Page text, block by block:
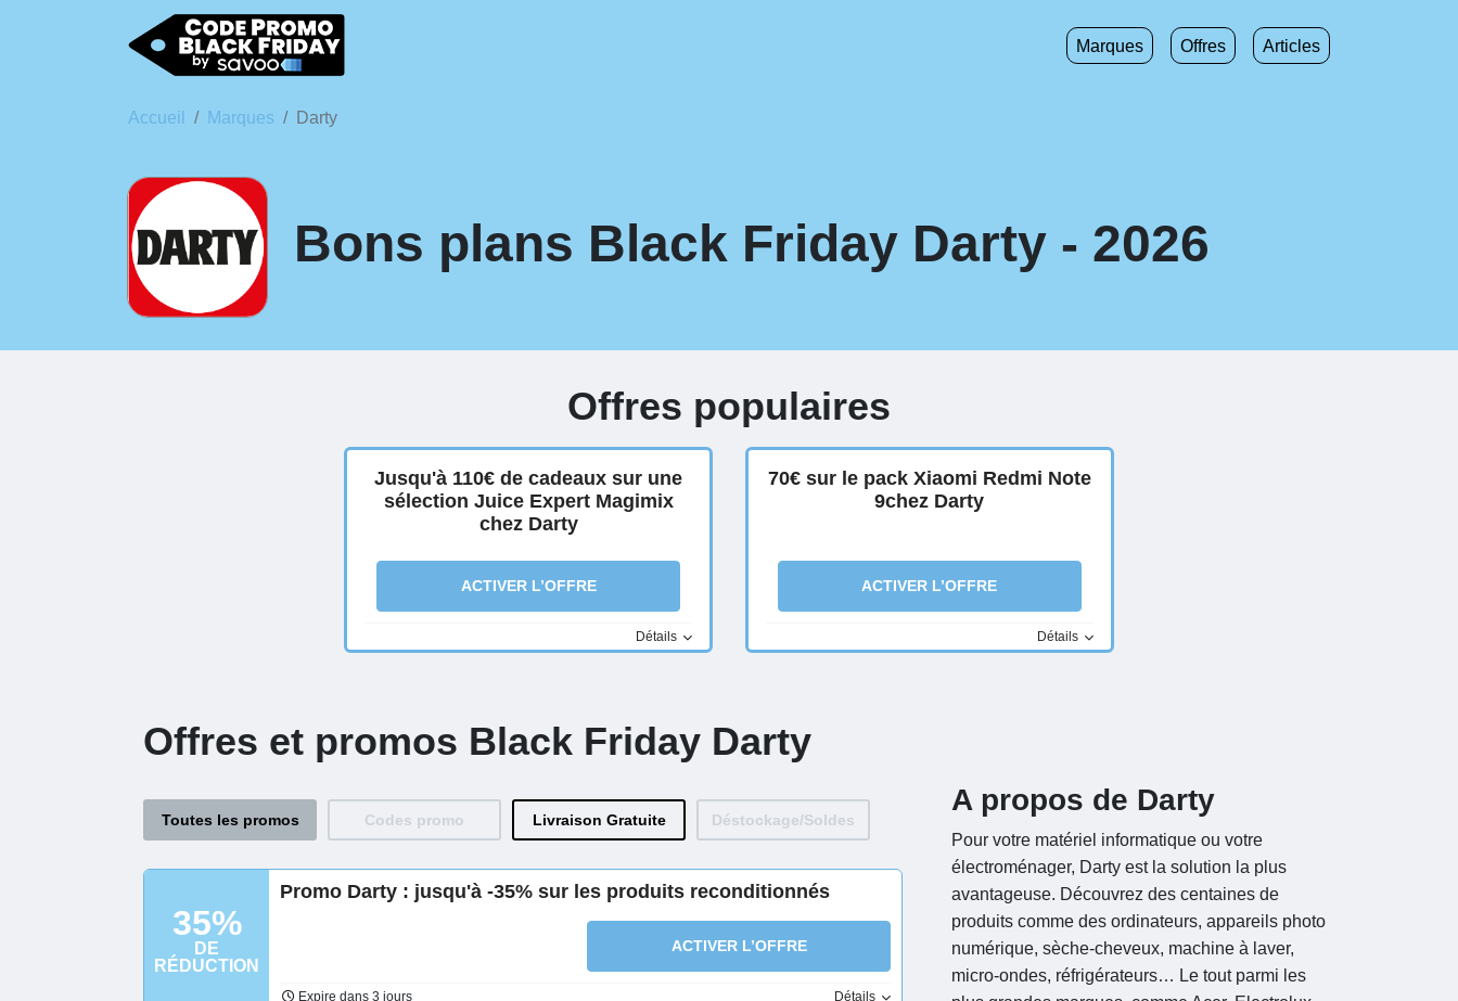
Marques Offres Articles
Accueil Marques Darty
Bons plans Black Friday Darty - 2026
Offres populaires
Jusqu'à 110€ de cadeaux sur une
sélection Juice Expert Magimix
chez Darty
ACTIVER L’OFFRE
Détails
70€ sur le pack Xiaomi Redmi Note
9chez Darty
ACTIVER L’OFFRE
Détails
Offres et promos Black Friday Darty
Toutes les promos Codes promo Livraison Gratuite Déstockage/Soldes
35%
DE
RÉDUCTION
Promo Darty : jusqu'à -35% sur les produits reconditionnés
ACTIVER L’OFFRE
Expire dans 3 jours Détails
A propos de Darty
Pour votre matériel informatique ou votre
électroménager, Darty est la solution la plus
avantageuse. Découvrez des centaines de
produits comme des ordinateurs, appareils photo
numérique, sèche-cheveux, machine à laver,
micro-ondes, réfrigérateurs… Le tout parmi les